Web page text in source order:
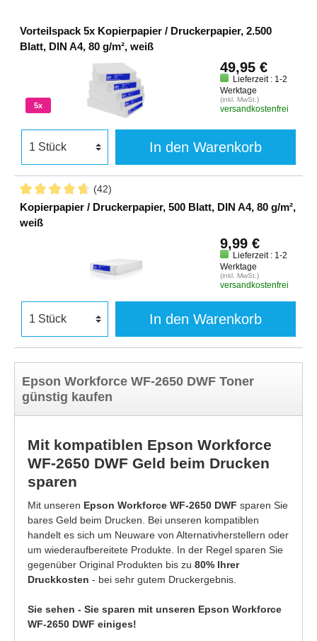
Vorteilspack 5x Kopierpapier / Druckerpapier, 2.500
Blatt, DIN A4, 80 g/m², weiß
5x
49,95 €
Lieferzeit : 1-2
Werktage
(inkl. MwSt.)
versandkostenfrei
In den Warenkorb
(42)
Kopierpapier / Druckerpapier, 500 Blatt, DIN A4, 80 g/m²,
weiß
9,99 €
Lieferzeit : 1-2
Werktage
(inkl. MwSt.)
versandkostenfrei
In den Warenkorb
Epson Workforce WF-2650 DWF Toner
günstig kaufen
Mit kompatiblen Epson Workforce
WF-2650 DWF Geld beim Drucken
sparen
Mit unseren Epson Workforce WF-2650 DWF sparen Sie
bares Geld beim Drucken. Bei unseren kompatiblen
handelt es sich um Neuware von Alternativherstellern oder
um wiederaufbereitete Produkte. In der Regel sparen Sie
gegenüber Original Produkten bis zu 80% Ihrer
Druckkosten - bei sehr gutem Druckergebnis.
Sie sehen - Sie sparen mit unseren Epson Workforce
WF-2650 DWF einiges!